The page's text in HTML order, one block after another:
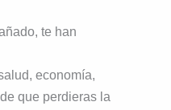
te han
economía,
que perdieras la